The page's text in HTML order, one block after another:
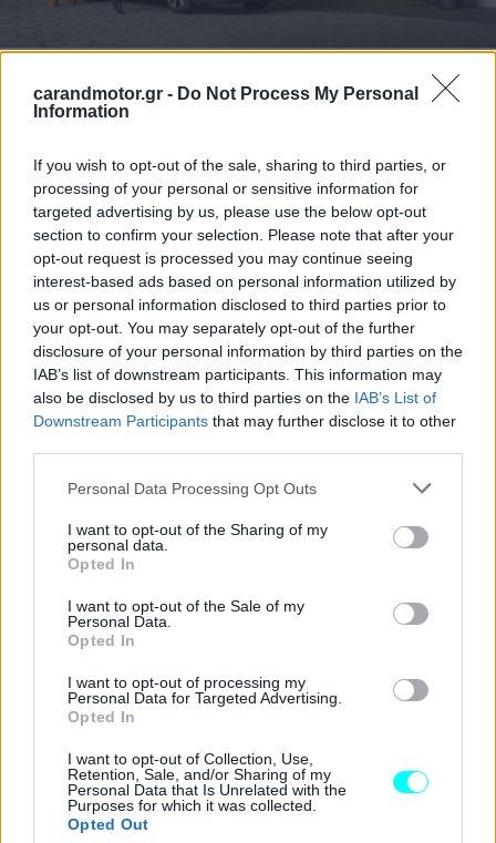
carandmotor.gr - Do Not Process My Personal
Information
If you wish to opt-out of the sale, sharing to third parties, or
processing of your personal or sensitive information for
targeted advertising by us, please use the below opt-out
section to confirm your selection. Please note that after your
opt-out request is processed you may continue seeing
interest-based ads based on personal information utilized by
us or personal information disclosed to third parties prior to
your opt-out. You may separately opt-out of the further
disclosure of your personal information by third parties on the
IAB’s list of downstream participants. This information may
also be disclosed by us to third parties on the IAB’s List of
Downstream Participants that may further disclose it to other
Please note that this website/app uses one or more Google
not limited to your visit or usage behaviour. You may click to
grant or deny consent to Google and its third-party tags to
use your data for below specified purposes in below Google
consent section.
Personal Data Processing Opt Outs
I want to opt-out of the Sharing of my
personal data.
Opted In
I want to opt-out of the Sale of my
Personal Data.
Opted In
I want to opt-out of processing my
Personal Data for Targeted Advertising.
Opted In
I want to opt-out of Collection, Use,
Retention, Sale, and/or Sharing of my
Personal Data that Is Unrelated with the
Purposes for which it was collected.
Opted Out
Όπως κάθε πρόταση της Mercedes-Benz, έτσι καιτο
eVito διαθέτει εκτός των άλλων μια εξαιρετικά